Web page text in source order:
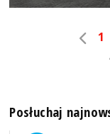
1
Posłuchaj